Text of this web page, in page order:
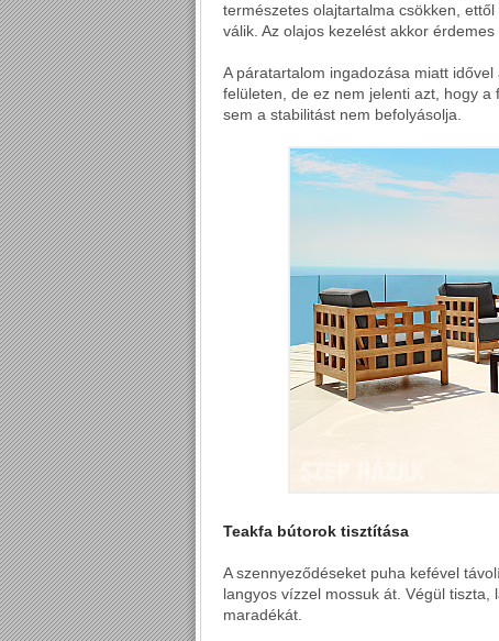
természetes olajtartalma csökken,
válik. Az olajos kezelést akkor
A páratartalom ingadozása miatt
felületen, de ez nem jelenti azt, hogy a
sem a stabilitást nem befolyásolja.
Teakfa bútorok tisztítása
A szennyeződéseket puha kefével
langyos vízzel mossuk át. Végül
maradékát.